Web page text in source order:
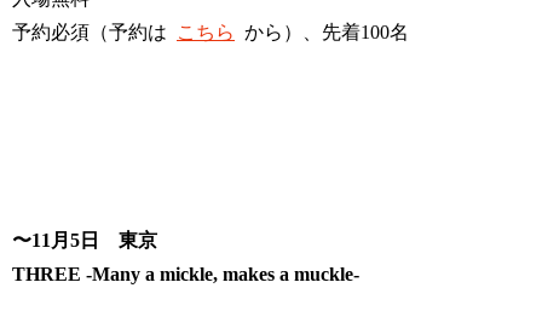
予約必須（予約は
こちら から）、先着100名
〜11月5日 東京
THREE -Many a mickle, makes a muckle-